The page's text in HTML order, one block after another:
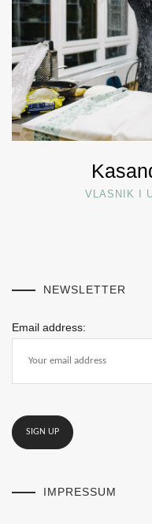
VLASNIK I
NEWSLETTER
Email address:
IMPRESSUM